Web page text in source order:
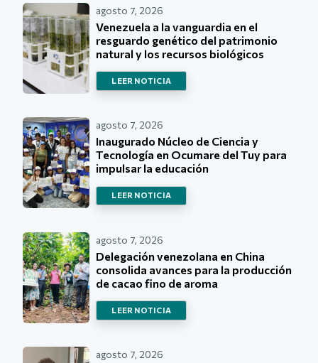
agosto 7, 2026
Venezuela a la vanguardia en el
resguardo genético del patrimonio
natural y los recursos biológicos
LEER NOTICIA
agosto 7, 2026
Inaugurado Núcleo de Ciencia y
Tecnología en Ocumare del Tuy para
impulsar la educación
LEER NOTICIA
agosto 7, 2026
Delegación venezolana en China
consolida avances para la producción
de cacao fino de aroma
LEER NOTICIA
agosto 7, 2026